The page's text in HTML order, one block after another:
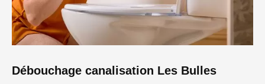
Débouchage canalisation Les Bulles